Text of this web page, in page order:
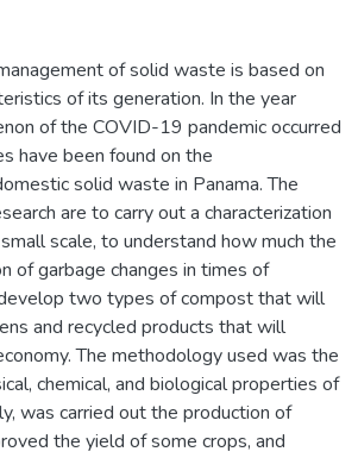
of solid waste is based on
of its generation. In the year
of the COVID-19 pandemic occurred
have been found on the
solid waste in Panama. The
are to carry out a characterization
scale, to understand how much the
of garbage changes in times of
two types of compost that will
and recycled products that will
The methodology used was the
chemical, and biological properties of
was carried out the production of
the yield of some crops, and